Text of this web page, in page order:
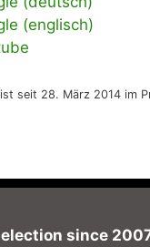
(englisch)
seit 28. März 2014 im
since